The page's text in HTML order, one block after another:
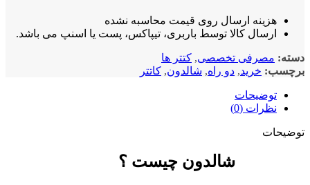
هزینه ارسال روی قیمت محاسبه نشده
ارسال کالا توسط باربری، تیپاکس، پست یا اسنپ می باشد.
مصرفی تخصصی, کتتر ها
خرید, دو راه شالدون, کاتتر
توضیحات
نظرات (0)
شالدون چیست ؟